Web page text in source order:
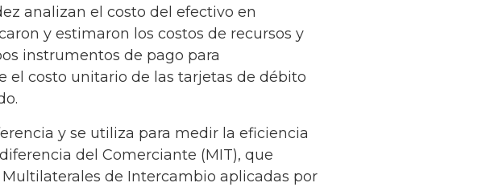
analizan el costo del efectivo en
y estimaron los costos de recursos y
instrumentos de pago para
el costo unitario de las tarjetas de débito
y se utiliza para medir la eficiencia
del Comerciante (MIT), que
de Intercambio aplicadas por
Seminario El